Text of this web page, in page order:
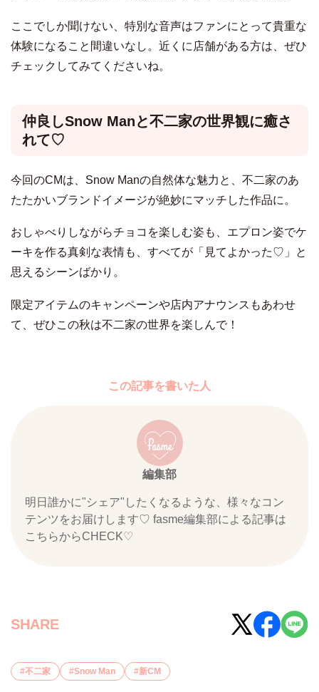
ここでしか聞けない、特別な音声はファンにとって貴重な
体験になること間違いなし。近くに店舗がある方は、ぜひ
チェックしてみてくださいね。
仲良しSnow Manと不二家の世界観に癒さ
れて♡
今回のCMは、Snow Manの自然体な魅力と、不二家のあ
たたかいブランドイメージが絶妙にマッチした作品に。
おしゃべりしながらチョコを楽しむ姿も、エプロン姿でケ
ーキを作る真剣な表情も、すべてが「見てよかった♡」と
思えるシーンばかり。
限定アイテムのキャンペーンや店内アナウンスもあわせ
て、ぜひこの秋は不二家の世界を楽しんで！
この記事を書いた人
編集部
明日誰かに"シェア"したくなるような、様々なコン
テンツをお届けします♡ fasme編集部による記事は
こちらからCHECK♡
SHARE
不二家 Snow Man 新CM